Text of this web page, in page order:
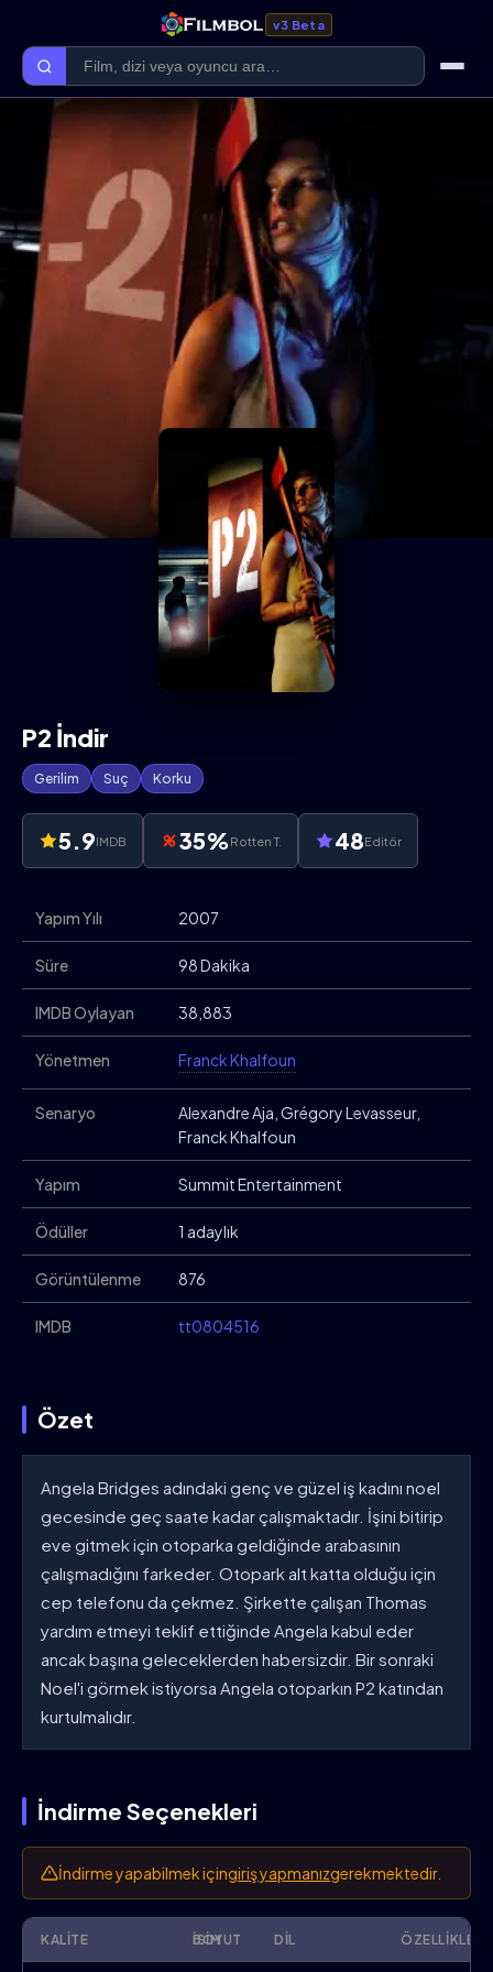
v3 Beta
Ana Sayfa
Forum
Kategoriler
Film Kategorileri
P2 İndir
Gerilim Suç Korku
5.9IMDB 35%Rotten T. 48Editör
Yapım Yılı 2007
Süre 98 Dakika
IMDB Oylayan 38,883
Yönetmen Franck Khalfoun
Senaryo
Alexandre Aja, Grégory Levasseur,
Franck Khalfoun
Yapım Summit Entertainment
Ödüller 1 adaylık
Görüntülenme 876
IMDB tt0804516
Özet
Angela Bridges adındaki genç ve güzel iş kadını noel
gecesinde geç saate kadar çalışmaktadır. İşini bitirip
eve gitmek için otoparka geldiğinde arabasının
çalışmadığını farkeder. Otopark alt katta olduğu için
cep telefonu da çekmez. Şirkette çalışan Thomas
yardım etmeyi teklif ettiğinde Angela kabul eder
ancak başına geleceklerden habersizdir. Bir sonraki
Noel'i görmek istiyorsa Angela otoparkın P2 katından
kurtulmalıdır.
İndirme Seçenekleri
İndirme yapabilmek içingiriş yapmanızgerekmektedir.
KALITE İSIM
BOYUT DIL ÖZELLIKLER